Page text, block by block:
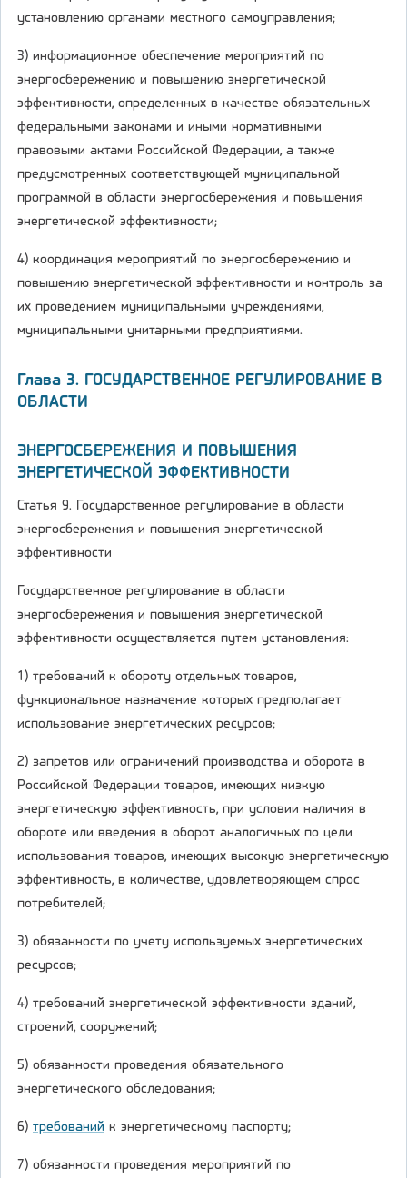
установлению органами местного самоуправления;
3) информационное обеспечение мероприятий по
энергосбережению и повышению энергетической
эффективности, определенных в качестве обязательных
федеральными законами и иными нормативными
правовыми актами Российской Федерации, а также
предусмотренных соответствующей муниципальной
программой в области энергосбережения и повышения
энергетической эффективности;
4) координация мероприятий по энергосбережению и
повышению энергетической эффективности и контроль за
их проведением муниципальными учреждениями,
муниципальными унитарными предприятиями.
Глава 3. ГОСУДАРСТВЕННОЕ РЕГУЛИРОВАНИЕ В
ОБЛАСТИ
ЭНЕРГОСБЕРЕЖЕНИЯ И ПОВЫШЕНИЯ
ЭНЕРГЕТИЧЕСКОЙ ЭФФЕКТИВНОСТИ
Статья 9. Государственное регулирование в области
энергосбережения и повышения энергетической
эффективности
Государственное регулирование в области
энергосбережения и повышения энергетической
эффективности осуществляется путем установления:
1) требований к обороту отдельных товаров,
функциональное назначение которых предполагает
использование энергетических ресурсов;
2) запретов или ограничений производства и оборота в
Российской Федерации товаров, имеющих низкую
энергетическую эффективность, при условии наличия в
обороте или введения в оборот аналогичных по цели
использования товаров, имеющих высокую энергетическую
эффективность, в количестве, удовлетворяющем спрос
потребителей;
3) обязанности по учету используемых энергетических
ресурсов;
4) требований энергетической эффективности зданий,
строений, сооружений;
5) обязанности проведения обязательного
энергетического обследования;
6) требований к энергетическому паспорту;
7) обязанности проведения мероприятий по